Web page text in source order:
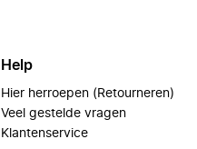
Help
Hier herroepen (Retourneren)
Veel gestelde vragen
Klantenservice